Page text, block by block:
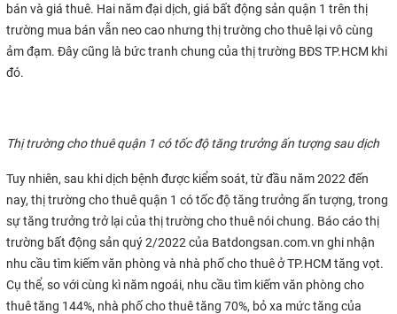
bán và giá thuê. Hai năm đại dịch, giá bất động sản quận 1 trên thị
trường mua bán vẫn neo cao nhưng thị trường cho thuê lại vô cùng
ảm đạm. Đây cũng là bức tranh chung của thị trường BĐS TP.HCM khi
đó.
Thị trường cho thuê quận 1 có tốc độ tăng trưởng ấn tượng sau dịch
Tuy nhiên, sau khi dịch bệnh được kiểm soát, từ đầu năm 2022 đến
nay, thị trường cho thuê quận 1 có tốc độ tăng trưởng ấn tượng, trong
sự tăng trưởng trở lại của thị trường cho thuê nói chung. Báo cáo thị
trường bất động sản quý 2/2022 của Batdongsan.com.vn ghi nhận
nhu cầu tìm kiếm văn phòng và nhà phố cho thuê ở TP.HCM tăng vọt.
Cụ thể, so với cùng kì năm ngoái, nhu cầu tìm kiếm văn phòng cho
thuê tăng 144%, nhà phố cho thuê tăng 70%, bỏ xa mức tăng của